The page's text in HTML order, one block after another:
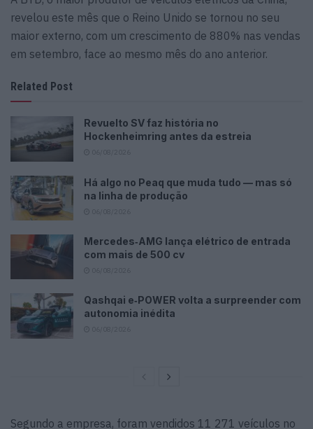
revelou este mês que o Reino Unido se tornou no seu
maior externo, com um crescimento de 880% nas vendas
em setembro, face ao mesmo mês do ano anterior.
Related Post
Revuelto SV faz história no
Hockenheimring antes da estreia
Há algo no Peaq que muda tudo — mas só
na linha de produção
Mercedes‑AMG lança elétrico de entrada
com mais de 500 cv
Qashqai e‑POWER volta a surpreender com
autonomia inédita
Segundo a empresa, foram vendidos 11 271 veículos no